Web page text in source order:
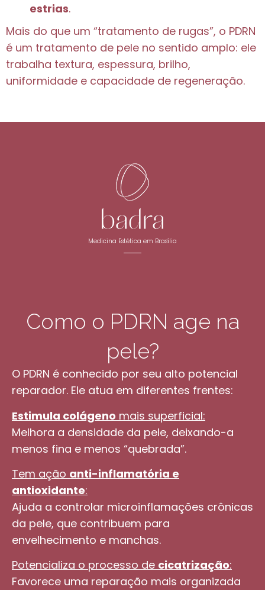
estrias.
Mais do que um “tratamento de rugas”, o PDRN
é um tratamento de pele no sentido amplo: ele
trabalha textura, espessura, brilho,
uniformidade e capacidade de regeneração.
Medicina Estética em Brasília
Como o PDRN age na
pele?
O PDRN é conhecido por seu alto potencial
reparador. Ele atua em diferentes frentes:
Estimula colágeno mais superficial:
Melhora a densidade da pele, deixando-a
menos fina e menos “quebrada”.
Tem ação anti-inflamatória e
antioxidante:
Ajuda a controlar microinflamações crônicas
da pele, que contribuem para
envelhecimento e manchas.
Potencializa o processo de cicatrização:
Favorece uma reparação mais organizada